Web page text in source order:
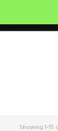
Showing 1-15